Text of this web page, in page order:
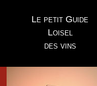
Le petit Guide
Loisel
des vins